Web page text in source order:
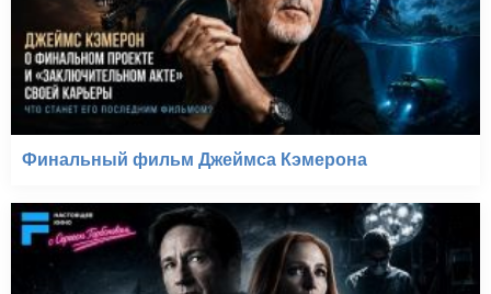
Финальный фильм Джеймса Кэмерона